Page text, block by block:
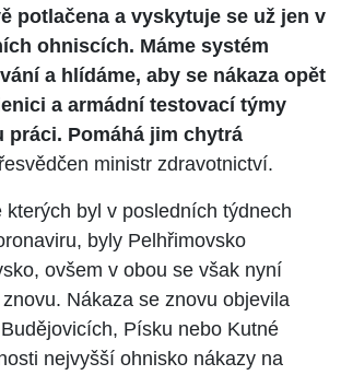
potlačena a vyskytuje se už jen v
ohniscích. Máme systém
a hlídáme, aby se nákaza opět
a armádní testovací týmy
práci. Pomáhá jim chytrá
ministr zdravotnictví.
kterých byl v posledních týdnech
byly Pelhřimovsko
ovšem v obou se však nyní
Nákaza se znovu objevila
Písku nebo Kutné
nejvyšší ohnisko nákazy na